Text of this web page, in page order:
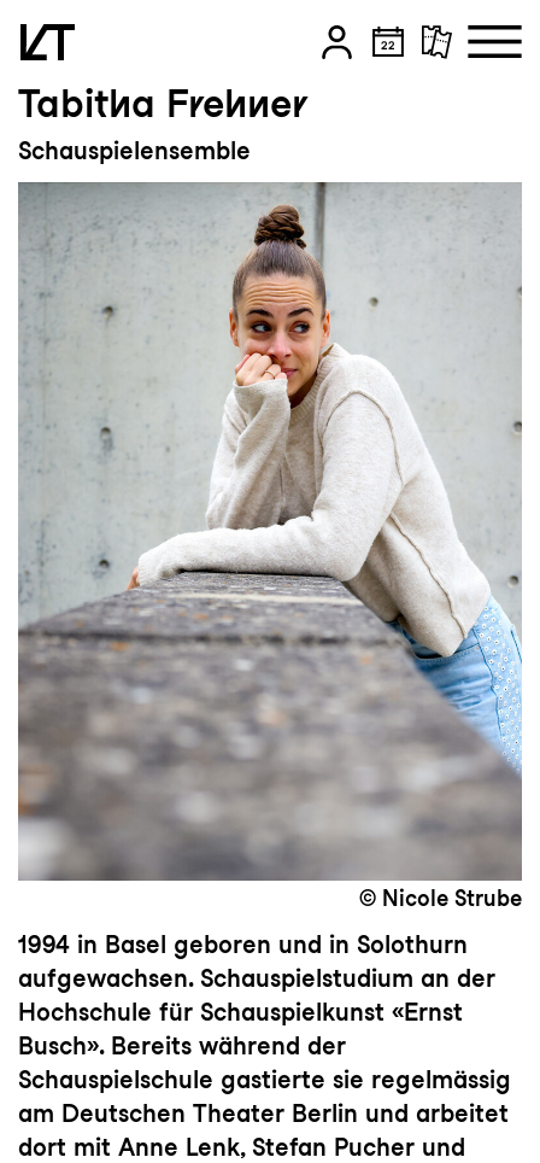
Zum Hauptinhalt springen
Zum Footer springen
Tabitha Frehner
Schauspielensemble
© Nicole Strube
1994 in Basel geboren und in Solothurn
aufgewachsen. Schauspielstudium an der
Hochschule für Schauspielkunst «Ernst
Busch». Bereits während der
Schauspielschule gastierte sie regelmässig
am Deutschen Theater Berlin und arbeitet
dort mit Anne Lenk, Stefan Pucher und